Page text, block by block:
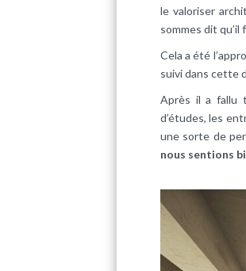
le valoriser
sommes dit qu’il
Cela a été
suivi dans cette
Après il a fallu
d’études, les
une sorte de
nous sentions